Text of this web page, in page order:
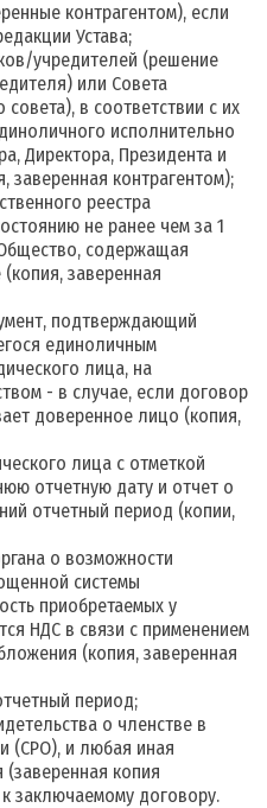
контрагентом), если
Устава;
учредителей (решение
или Совета
в соответствии с их
исполнительно
Директора, Президента и
заверенная контрагентом);
реестра
не ранее чем за 1
содержащая
заверенная
подтверждающий
единоличным
лица, на
- в случае, если договор
доверенное лицо (копия,
лица с отметкой
отчетную дату и отчет о
отчетный период (копии,
о возможности
системы
приобретаемых у
НДС в связи с применением
(копия, заверенная
период;
о членстве в
(СРО), и любая иная
копия
заключаемому договору.